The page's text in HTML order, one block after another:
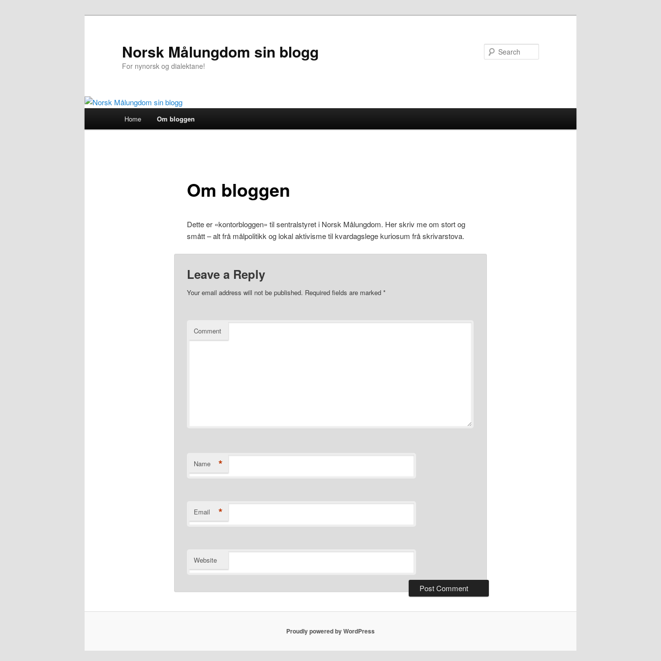
Norsk Målungdom sin blogg
For nynorsk og dialektane!
Skip
Home Om bloggen
Om bloggen
Dette er «kontorbloggen» til sentralstyret i Norsk Målungdom. Her skriv me om stort og
smått – alt frå målpolitikk og lokal aktivisme til kvardagslege kuriosum frå skrivarstova.
Leave a Reply
Your email address will not be published. Required fields are marked *
Comment
Name *
Email *
Website
Proudly powered by WordPress